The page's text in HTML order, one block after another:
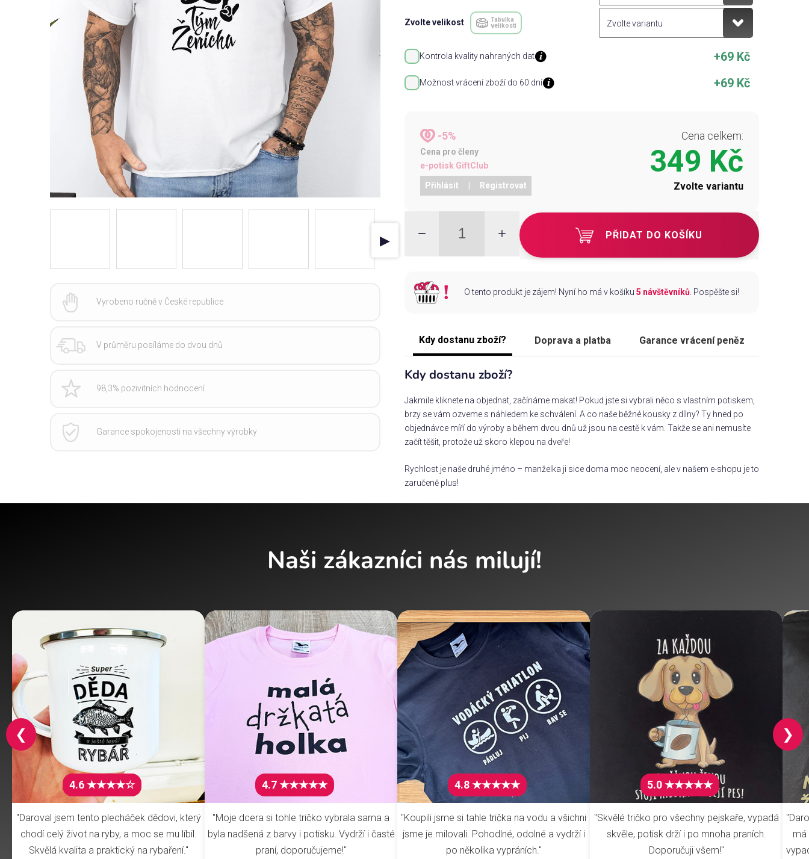
Zvolte velikost
Tabulka
velikostí
Kontrola kvality nahraných dat +69 Kč
Možnost vrácení zboží do 60 dní +69 Kč
-5%
Cena pro členy
e-potisk GiftClub
Přihlásit Registrovat
Cena celkem:
349 Kč
Zvolte variantu
PŘIDAT DO KOŠÍKU
O tento produkt je zájem! Nyní ho má v košíku 5 návštěvníků. Pospěšte si!
Kdy dostanu zboží? Doprava a platba Garance vrácení peněz
Kdy dostanu zboží?
Jakmile kliknete na objednat, začínáme makat! Pokud jste si vybrali něco s vlastním potiskem,
brzy se vám ozveme s náhledem ke schválení. A co naše běžné kousky z dílny? Ty hned po
objednávce míří do výroby a během dvou dnů už jsou na cestě k vám. Takže se ani nemusíte
začít těšit, protože už skoro klepou na dveře!
Rychlost je naše druhé jméno – manželka ji sice doma moc neocení, ale v našem e-shopu je to
zaručeně plus!
▶
Vyrobeno ručně v České republice
V průměru posíláme do dvou dnů
98,3% pozivitních hodnocení
Garance spokojenosti na všechny výrobky
Naši zákazníci nás milují!
4.6 ★★★★☆
"Daroval jsem tento plecháček dědovi, který
chodí celý život na ryby, a moc se mu líbil.
Skvělá kvalita a praktický na rybaření."
4.7 ★★★★★
"Moje dcera si tohle tričko vybrala sama a
byla nadšená z barvy i potisku. Vydrží i časté
praní, doporučujeme!"
4.8 ★★★★★
"Koupili jsme si tahle trička na vodu a všichni
jsme je milovali. Pohodlné, odolné a vydrží i
po několika vypráních."
5.0 ★★★★★
"Skvělé tričko pro všechny pejskaře, vypadá
skvěle, potisk drží i po mnoha praních.
Doporučuji všem!"
má
❮ ❯